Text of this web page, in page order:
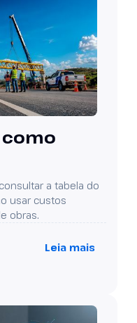
como
a tabela do
usar custos
obras.
Leia mais